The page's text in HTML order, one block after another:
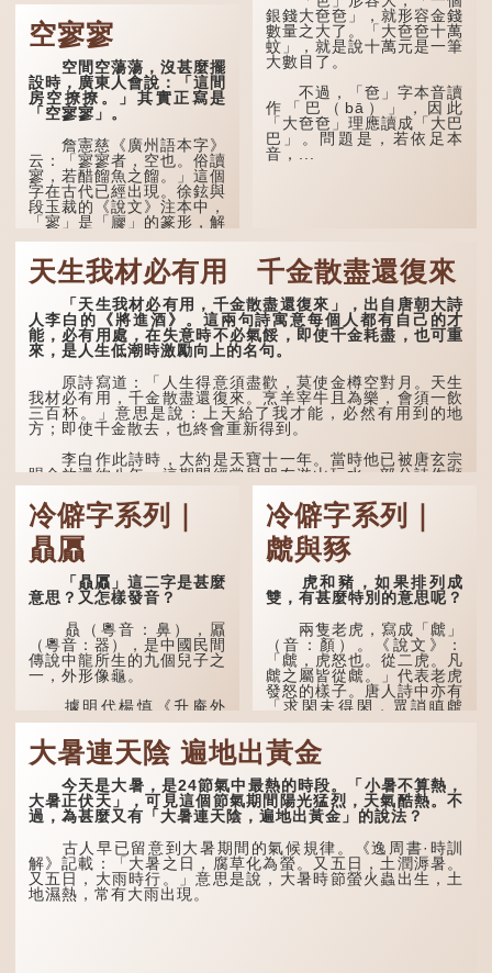
「不見棺材不落淚」的
原句，有說法是「不見棺材
不下淚」或「不見親棺不下
淚」，出自明朝蘭陵笑笑生
所著的《金瓶梅詞話》第九
十八回。原意是指人未親眼
見到親人棺木，便不會真正
感到悲傷；後來引申為比喻
敗，便不肯罷休。
許多人對這上半句耳熟
能詳，但它其實還有下半句
——「不到黃河心不死」...
空寥寥
空間空蕩蕩，沒甚麼擺
設時，廣東人會說：「這間
房空撩撩。」其實正寫是
「空寥寥」。
詹憲慈《廣州語本字》
云：「寥寥者，空也。俗讀
寥，若醋餾魚之餾。」這個
字在古代已經出現。徐鉉與
段玉裁的《說文》注本中，
「寥」是「廫」的篆形，解
事，以「寥寥安期，虛質高
清」形容空虛無所事事。
銀錢大夿夿」，就形容金錢
數量之大了。「大夿夿十萬
蚊」，就是說十萬元是一筆
大數目了。
不過，「夿」字本音讀
作「巴（bā）」，因此
「大夿夿」理應讀成「大巴
巴」。問題是，若依足本
音，...
天生我材必有用 千金散盡還復來
「天生我材必有用，千金散盡還復來」，出自唐朝大詩
人李白的《將進酒》。這兩句詩寓意每個人都有自己的才
能，必有用處，在失意時不必氣餒，即使千金耗盡，也可重
來，是人生低潮時激勵向上的名句。
原詩寫道：「人生得意須盡歡，莫使金樽空對月。天生
我材必有用，千金散盡還復來。烹羊宰牛且為樂，會須一飲
三百杯。」意思是說：上天給了我才能，必然有用到的地
方；即使千金散去，也終會重新得到。
李白作此詩時，大約是天寶十一年。當時他已被唐玄宗
賜金放還約八年，這期間經常與朋友遊山玩水，部分詩作顯
露出懷才...
冷僻字系列｜
贔屭
「贔屭」這二字是甚麼
意思？又怎樣發音？
贔（粵音：鼻），屭
（粵音：器），是中國民間
傳說中龍所生的九個兒子之
一，外形像龜。
據明代楊慎《升庵外
集》記載，龍生九子的次序
排列為：贔屭、螭吻、蒲
牢、狴犴、饕餮、蚣蝮、睚
眥、狻猊、椒圖（此為其中
一種說法）。
龍九子外形與能力各有
龜，因為能負重，多作為碑
座，有「碑下龜...
冷僻字系列｜
虤與豩
虎和豬，如果排列成
雙，有甚麼特別的意思呢？
兩隻老虎，寫成「虤」
（音：顏）。《說文》：
「虤，虎怒也。從二虎。凡
虤之屬皆從虤。」代表老虎
發怒的樣子。唐人詩中亦有
「求閑未得閑，眾誚瞋虤
虤」之句，意思是眾人的譏
諷讓人怒目而視。
兩隻豬，則為「豩」
（音：賓）。甲骨文從二
「豕」，象豬相追逐的樣
子。《同文備考》另有一說
「豩，豕亂群。」意指一
群...
大暑連天陰 遍地出黃金
今天是大暑，是24節氣中最熱的時段。「小暑不算熱，
大暑正伏天」，可見這個節氣期間陽光猛烈，天氣酷熱。不
過，為甚麼又有「大暑連天陰，遍地出黃金」的說法？
古人早已留意到大暑期間的氣候規律。《逸周書·時訓
解》記載：「大暑之日，腐草化為螢。又五日，土潤溽暑。
又五日，大雨時行。」意思是說，大暑時節螢火蟲出生，土
地濕熱，常有大雨出現。